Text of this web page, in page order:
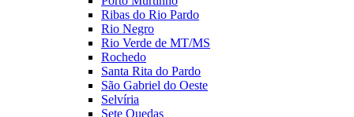
Ribas do Rio Pardo
Rio Negro
Rio Verde de MT/MS
Rochedo
Santa Rita do Pardo
São Gabriel do Oeste
Selvíria
Sete Quedas